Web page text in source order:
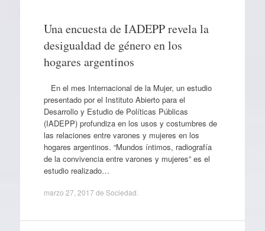
Una encuesta de IADEPP revela la
desigualdad de género en los
hogares argentinos
En el mes Internacional de la Mujer, un estudio
presentado por el Instituto Abierto para el
Desarrollo y Estudio de Políticas Públicas
(IADEPP) profundiza en los usos y costumbres de
las relaciones entre varones y mujeres en los
hogares argentinos. “Mundos íntimos, radiografía
de la convivencia entre varones y mujeres” es el
estudio realizado…
marzo 27, 2017 de Sociedad